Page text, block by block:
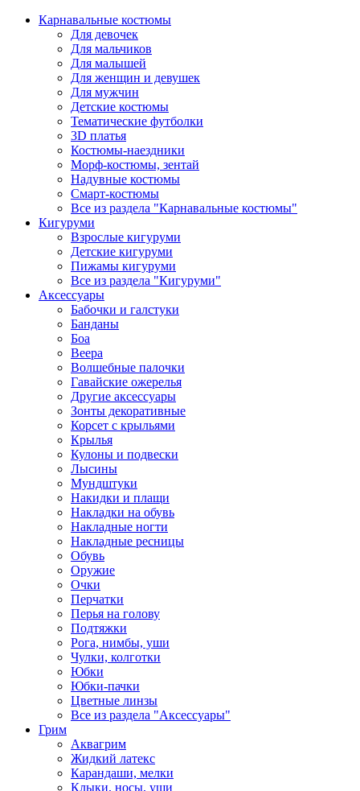
Карнавальные костюмы
Для девочек
Для мальчиков
Для малышей
Для женщин и девушек
Для мужчин
Детские костюмы
Тематические футболки
3D платья
Костюмы-наездники
Морф-костюмы, зентай
Надувные костюмы
Смарт-костюмы
Все из раздела "Карнавальные костюмы"
Кигуруми
Взрослые кигуруми
Детские кигуруми
Пижамы кигуруми
Все из раздела "Кигуруми"
Аксессуары
Бабочки и галстуки
Банданы
Боа
Веера
Волшебные палочки
Гавайские ожерелья
Другие аксессуары
Зонты декоративные
Корсет с крыльями
Крылья
Кулоны и подвески
Лысины
Мундштуки
Накидки и плащи
Накладки на обувь
Накладные ногти
Накладные ресницы
Обувь
Оружие
Очки
Перчатки
Перья на голову
Подтяжки
Рога, нимбы, уши
Чулки, колготки
Юбки
Юбки-пачки
Цветные линзы
Все из раздела "Аксессуары"
Грим
Аквагрим
Жидкий латекс
Карандаши, мелки
Клыки, носы, уши